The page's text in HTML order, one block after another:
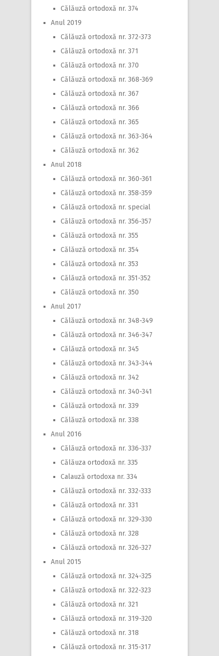
Călăuză ortodoxă nr. 374
Anul 2019
Călăuză ortodoxă nr. 372-373
Călăuză ortodoxă nr. 371
Călăuză ortodoxă nr. 370
Călăuză ortodoxă nr. 368-369
Călăuză ortodoxă nr. 367
Călăuză ortodoxă nr. 366
Călăuză ortodoxă nr. 365
Călăuză ortodoxă nr. 363-364
Călăuză ortodoxă nr. 362
Anul 2018
Călăuză ortodoxă nr. 360-361
Călăuză ortodoxă nr. 358-359
Călăuză ortodoxă nr. special
Călăuză ortodoxă nr. 356-357
Călăuză ortodoxă nr. 355
Călăuză ortodoxă nr. 354
Călăuză ortodoxă nr. 353
Călăuză ortodoxă nr. 351-352
Călăuză ortodoxă nr. 350
Anul 2017
Călăuză ortodoxă nr. 348-349
Călăuză ortodoxă nr. 346-347
Călăuză ortodoxă nr. 345
Călăuză ortodoxă nr. 343-344
Călăuză ortodoxă nr. 342
Călăuză ortodoxă nr. 340-341
Călăuză ortodoxă nr. 339
Călăuză ortodoxă nr. 338
Anul 2016
Călăuză ortodoxă nr. 336-337
Călăuza ortodoxă nr. 335
Calauză ortodoxa nr. 334
Călăuză ortodoxă nr. 332-333
Călăuză ortodoxă nr. 331
Călăuză ortodoxă nr. 329-330
Călăuză ortodoxă nr. 328
Călăuză ortodoxă nr. 326-327
Anul 2015
Călăuză ortodoxă nr. 324-325
Călăuză ortodoxă nr. 322-323
Călăuză ortodoxă nr. 321
Călăuză ortodoxă nr. 319-320
Călăuză ortodoxă nr. 318
Călăuză ortodoxă nr. 315-317